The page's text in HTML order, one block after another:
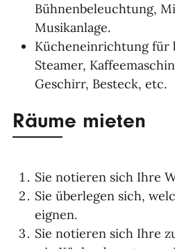
Bühnenbeleuchtung,
Musikanlage.
Kücheneinrichtung für
Steamer,
Geschirr, Besteck, etc.
Räume mieten
Sie notieren sich Ihre
Sie überlegen sich,
eignen.
Sie notieren sich Ihre